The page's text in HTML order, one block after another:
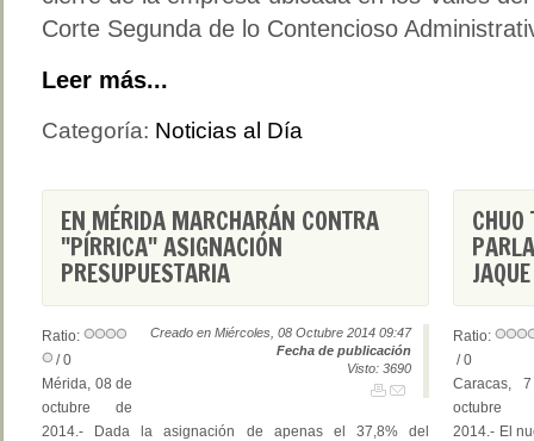
Corte Segunda de lo Contencioso
Leer más...
Categoría: Noticias al Día
EN MÉRIDA MARCHARÁN CONTRA
"PÍRRICA" ASIGNACIÓN
PRESUPUESTARIA
Creado en Miércoles, 08 Octubre 2014 09:47
Fecha de publicación
Visto: 3690
Ratio:
/ 0
Mérida, 08 de
octubre de
2014.- Dada la asignación de apenas el 37,8% del
Ratio:
/ 0
Caracas,
octubre
2014.- El